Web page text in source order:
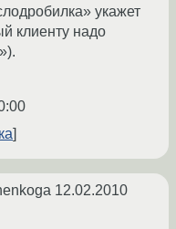
укажет
клиенту надо
12.02.2010